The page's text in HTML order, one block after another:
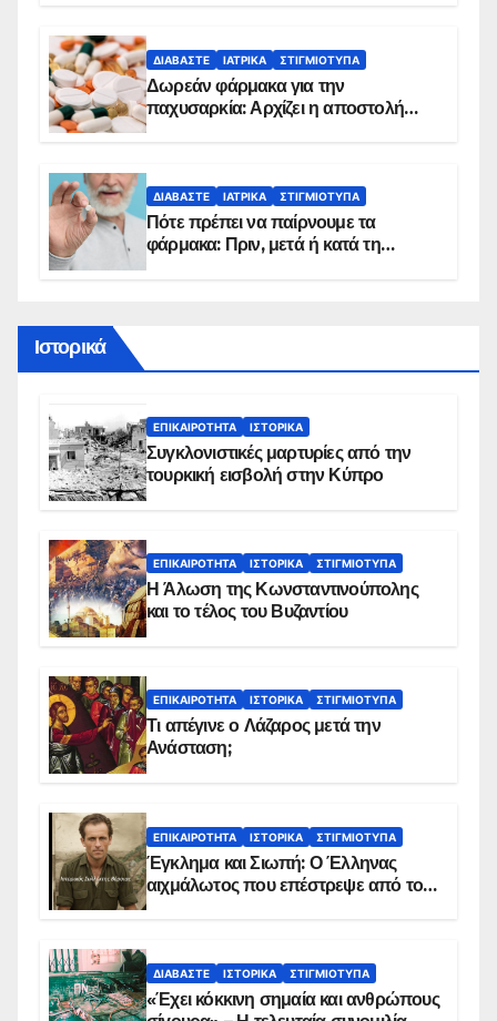
ΔΙΑΒΆΣΤΕ ΙΑΤΡΙΚΆ ΣΤΙΓΜΙΌΤΥΠΑ
Δωρεάν φάρμακα για την
παχυσαρκία: Αρχίζει η αποστολή
ΔΙΑΒΆΣΤΕ ΙΑΤΡΙΚΆ ΣΤΙΓΜΙΌΤΥΠΑ
Πότε πρέπει να παίρνουμε τα
φάρμακα: Πριν, μετά ή κατά τη
Ιστορικά
ΕΠΙΚΑΙΡΌΤΗΤΑ ΙΣΤΟΡΙΚΆ
Συγκλονιστικές μαρτυρίες από την
τουρκική εισβολή στην Κύπρο
ΕΠΙΚΑΙΡΌΤΗΤΑ ΙΣΤΟΡΙΚΆ ΣΤΙΓΜΙΌΤΥΠΑ
Η Άλωση της Κωνσταντινούπολης
και το τέλος του Βυζαντίου
ΕΠΙΚΑΙΡΌΤΗΤΑ ΙΣΤΟΡΙΚΆ ΣΤΙΓΜΙΌΤΥΠΑ
Τι απέγινε ο Λάζαρος μετά την
Ανάσταση;
ΕΠΙΚΑΙΡΌΤΗΤΑ ΙΣΤΟΡΙΚΆ ΣΤΙΓΜΙΌΤΥΠΑ
Έγκλημα και Σιωπή: Ο Έλληνας
αιχμάλωτος που επέστρεψε από το
ΔΙΑΒΆΣΤΕ ΙΣΤΟΡΙΚΆ ΣΤΙΓΜΙΌΤΥΠΑ
«Έχει κόκκινη σημαία και ανθρώπους